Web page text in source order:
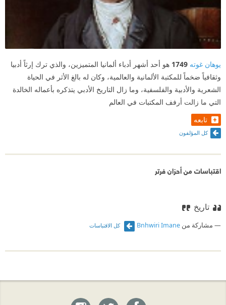
يوهان غوته 1749 هو أحد أشهر أدباء ألمانيا المتميزين، والذي ترك إرثاً أدبيا
وثقافياً ضخماً للمكتبة الألمانية والعالمية، وكان له بالغ الأثر في الحياة
الشعرية والأدبية والفلسفية، وما زال التاريخ الأدبي يتذكره بأعماله الخالدة
التي ما زالت أرفف المكتبات في العالم
تابعه
كل المؤلفون
اقتباسات من أحزان فرتر
تاريخ
مشاركة من Bnhwiri Imane كل الاقتباسات